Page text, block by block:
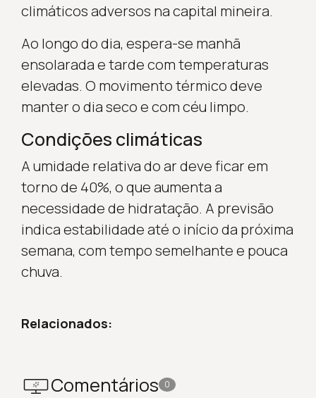
climáticos adversos na capital mineira.
Ao longo do dia, espera-se manhã
ensolarada e tarde com temperaturas
elevadas. O movimento térmico deve
manter o dia seco e com céu limpo.
Condições climáticas
A umidade relativa do ar deve ficar em
torno de 40%, o que aumenta a
necessidade de hidratação. A previsão
indica estabilidade até o início da próxima
semana, com tempo semelhante e pouca
chuva.
Relacionados:
Comentários 0